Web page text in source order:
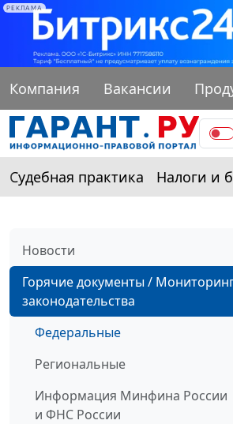
РЕКЛАМА
Компания Вакансии
Судебная практика Налоги и
Новости
Горячие документы /
законодательства
Федеральные
Региональные
Информация Минфина России
и ФНС России